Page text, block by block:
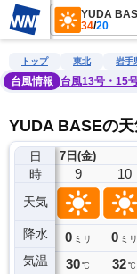
YUDA
34/20
雨雲レーダー 台風情
トップ 東北 岩手
台風情報
台風13号・15
YUDA BASEの
日
時
天気
降水
気温
7日(金)
8
0ミリ
29℃
9
0 ミリ
30℃
10
0 ミリ
32℃